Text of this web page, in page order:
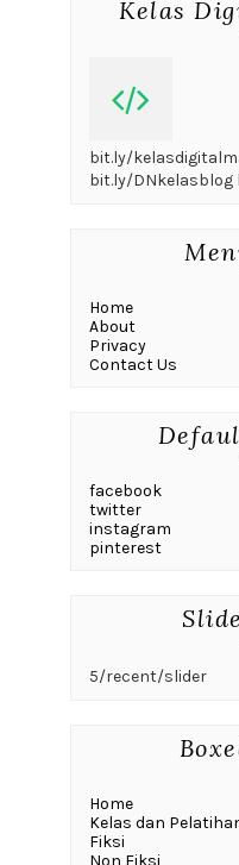
Kelas
bit.ly/
bit.ly/
Home
About
Privacy
Contact Us
facebook
twitter
instagram
pinterest
5/recent/slider
Home
Kelas dan
Fiksi